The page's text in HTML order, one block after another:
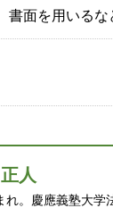
面を用いるな
人
。慶應義塾大学